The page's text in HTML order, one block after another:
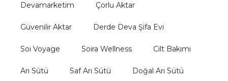
Devamarketim Çorlu Aktar
Güvenilir Aktar Derde Deva Şifa Evi
Soi Voyage Soira Wellness Cilt Bakımı
Arı Sütü Saf Arı Sütü Doğal Arı Sütü